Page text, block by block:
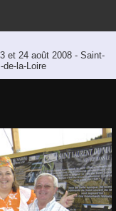
et 24 août 2008 - Saint-
de-la-Loire